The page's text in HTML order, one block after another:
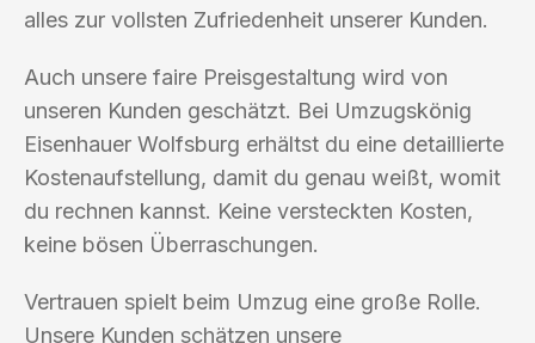
alles zur vollsten Zufriedenheit unserer Kunden.
Auch unsere faire Preisgestaltung wird von
unseren Kunden geschätzt. Bei Umzugskönig
Eisenhauer Wolfsburg erhältst du eine detaillierte
Kostenaufstellung, damit du genau weißt, womit
du rechnen kannst. Keine versteckten Kosten,
keine bösen Überraschungen.
Vertrauen spielt beim Umzug eine große Rolle.
Unsere Kunden schätzen unsere